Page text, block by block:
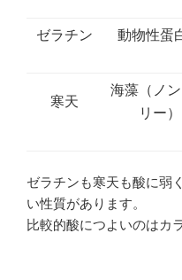
ゼラチン 動物性蛋
寒天
海藻（ノ
リー）
ゼラチンも寒天も酸に弱
い性質があります。
比較的酸につよいのはカ